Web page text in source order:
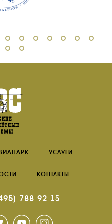
УСЛУГИ
КОНТАКТЫ
788-92-15